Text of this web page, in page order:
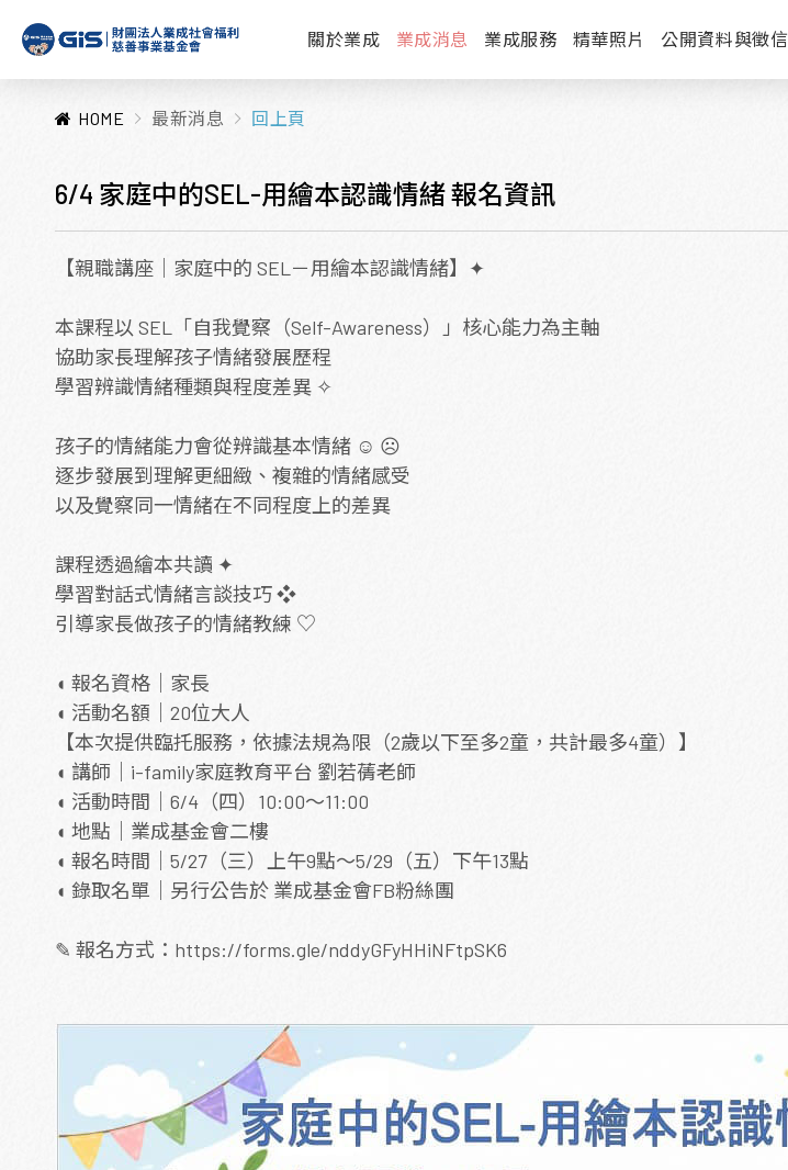
關於業成 業成消息 業成服務 精華照片 公開資料與徵信
HOME 最新消息 回上頁
6/4 家庭中的SEL-用繪本認識情緒 報名資訊
【親職講座｜家庭中的 SEL－用繪本認識情緒】✦
本課程以 SEL「自我覺察（Self-Awareness）」核心能力為主軸
協助家長理解孩子情緒發展歷程
學習辨識情緒種類與程度差異 ✧
孩子的情緒能力會從辨識基本情緒 ☺ ☹
逐步發展到理解更細緻、複雜的情緒感受
以及覺察同一情緒在不同程度上的差異
課程透過繪本共讀 ✦
學習對話式情緒言談技巧 ❖
引導家長做孩子的情緒教練 ♡
◖ 報名資格｜家長
◖ 活動名額｜20位大人
【本次提供臨托服務，依據法規為限（2歲以下至多2童，共計最多4童）】
◖ 講師｜i-family家庭教育平台 劉若蒨老師
◖ 活動時間｜6/4（四）10:00～11:00
◖ 地點｜業成基金會二樓
◖ 報名時間｜5/27（三）上午9點～5/29（五）下午13點
◖ 錄取名單｜另行公告於 業成基金會FB粉絲團
✎ 報名方式：https://forms.gle/nddyGFyHHiNFtpSK6